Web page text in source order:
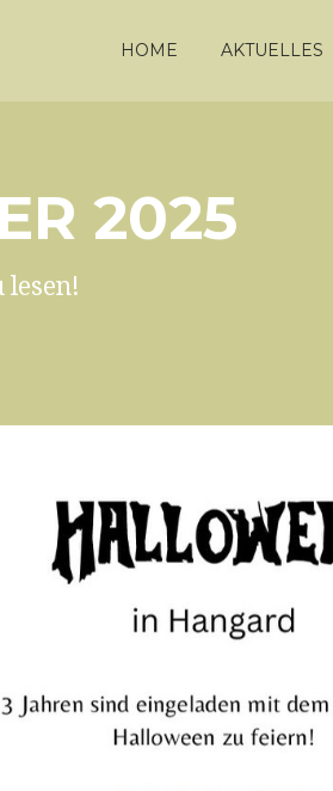
HOME AKTUELLES
2025
lesen!